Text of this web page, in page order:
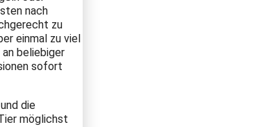
nach
zu
einmal zu viel
beliebiger
sofort
die
möglichst